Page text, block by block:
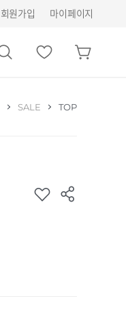
회원가입 마이페이지
SALE TOP